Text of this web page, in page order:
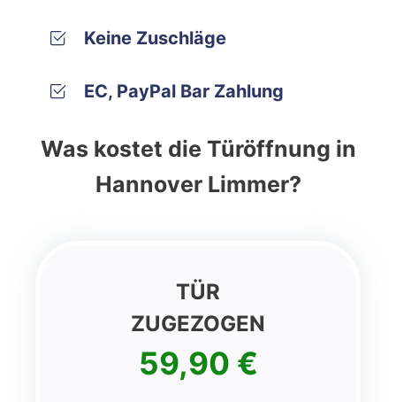
Keine Zuschläge
EC, PayPal Bar Zahlung
Was kostet die Türöffnung in
Hannover Limmer?
TÜR
ZUGEZOGEN
59,90 €